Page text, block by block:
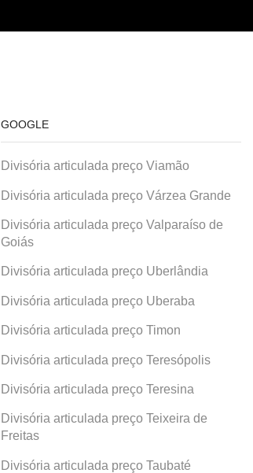
GOOGLE
Divisória articulada preço Viamão
Divisória articulada preço Várzea Grande
Divisória articulada preço Valparaíso de
Goiás
Divisória articulada preço Uberlândia
Divisória articulada preço Uberaba
Divisória articulada preço Timon
Divisória articulada preço Teresópolis
Divisória articulada preço Teresina
Divisória articulada preço Teixeira de
Freitas
Divisória articulada preço Taubaté